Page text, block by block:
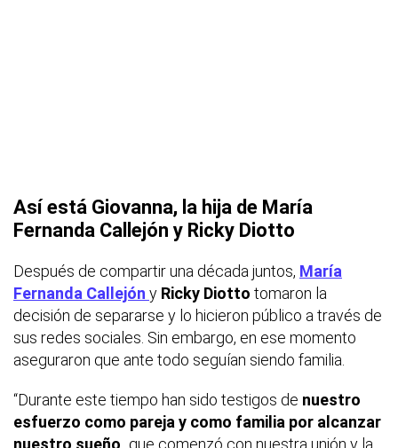
Así está Giovanna, la hija de María
Fernanda Callejón y Ricky Diotto
Después de compartir una década juntos, María
Fernanda Callejón y Ricky Diotto tomaron la
decisión de separarse y lo hicieron público a través de
sus redes sociales. Sin embargo, en ese momento
aseguraron que ante todo seguían siendo familia.
“Durante este tiempo han sido testigos de nuestro
esfuerzo como pareja y como familia por alcanzar
nuestro sueño, que comenzó con nuestra unión y la